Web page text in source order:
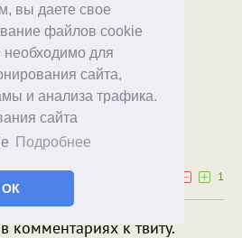
вы даете свое
файлов cookie
необходимо для
сайта,
и анализа трафика.
сайта
Подробнее
ОК
пост написал эйай и на
понизил других
в правах
😄
1
комментариях к твиту.